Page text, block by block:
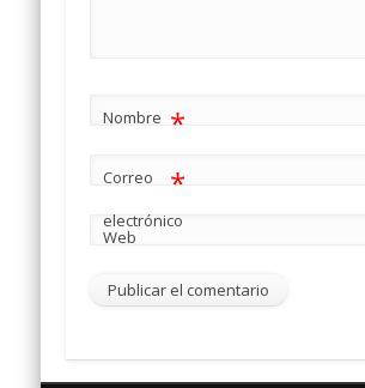
Nombre *
Correo
electrónico
*
Web